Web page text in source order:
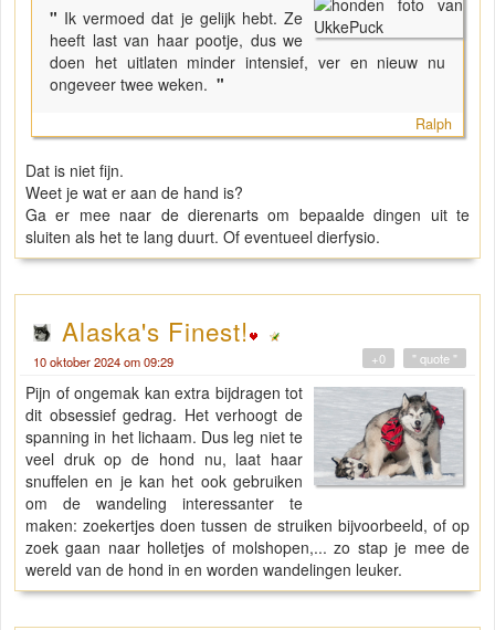
" Ik vermoed dat je gelijk hebt. Ze
heeft last van haar pootje, dus we
doen het uitlaten minder intensief, ver en nieuw nu
ongeveer twee weken. "
Ralph
Dat is niet fijn.
Weet je wat er aan de hand is?
Ga er mee naar de dierenarts om bepaalde dingen uit te
sluiten als het te lang duurt. Of eventueel dierfysio.
Alaska's Finest!
10 oktober 2024 om 09:29 " quote "
+0
Pijn of ongemak kan extra bijdragen tot
dit obsessief gedrag. Het verhoogt de
spanning in het lichaam. Dus leg niet te
veel druk op de hond nu, laat haar
snuffelen en je kan het ook gebruiken
om de wandeling interessanter te
maken: zoekertjes doen tussen de struiken bijvoorbeeld, of op
zoek gaan naar holletjes of molshopen,... zo stap je mee de
wereld van de hond in en worden wandelingen leuker.